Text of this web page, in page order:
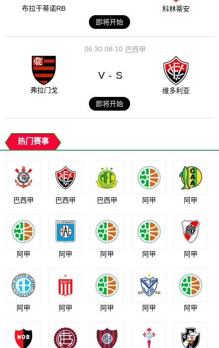
布拉干蒂诺RB
科林蒂安
即将开始
08-10
06:30 巴西甲
弗拉门戈
V - S
维多利亚
即将开始
热门赛事
巴西甲 巴西甲 巴西甲 阿甲 阿甲
阿甲 阿甲 阿甲 阿甲 阿甲
阿甲 阿甲 阿甲 阿甲 阿甲